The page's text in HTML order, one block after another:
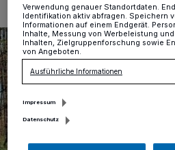
Verwendung genauer Standortdaten.
Identifikation aktiv abfragen. Speichern
Informationen auf einem Endgerät.
Inhalte, Messung von Werbeleistung
Inhalten, Zielgruppenforschung sowie
von Angeboten.
Ausführliche Informationen
Impressum
Datenschutz